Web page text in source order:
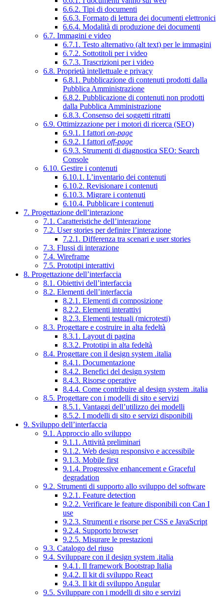
6.6.2. Tipi di documenti
6.6.3. Formato di lettura dei documenti elettronici
6.6.4. Modalità di produzione dei documenti
6.7. Immagini e video
6.7.1. Testo alternativo (alt text) per le immagini
6.7.2. Sottotitoli per i video
6.7.3. Trascrizioni per i video
6.8. Proprietà intellettuale e privacy
6.8.1. Pubblicazione di contenuti prodotti dalla
Pubblica Amministrazione
6.8.2. Pubblicazione di contenuti non prodotti
dalla Pubblica Amministrazione
6.8.3. Consenso dei soggetti ritratti
6.9. Ottimizzazione per i motori di ricerca (SEO)
6.9.1. I fattori on-page
6.9.2. I fattori off-page
6.9.3. Strumenti di diagnostica SEO: Search
Console
6.10. Gestire i contenuti
6.10.1. L’inventario dei contenuti
6.10.2. Revisionare i contenuti
6.10.3. Migrare i contenuti
6.10.4. Pubblicare i contenuti
7. Progettazione dell’interazione
7.1. Caratteristiche dell’interazione
7.2. User stories per definire l’interazione
7.2.1. Differenza tra scenari e user stories
7.3. Flussi di interazione
7.4. Wireframe
7.5. Prototipi interattivi
8. Progettazione dell’interfaccia
8.1. Obiettivi dell’interfaccia
8.2. Elementi dell’interfaccia
8.2.1. Elementi di composizione
8.2.2. Elementi interattivi
8.2.3. Elementi testuali (microtesti)
8.3. Progettare e costruire in alta fedeltà
8.3.1. Layout di pagina
8.3.2. Prototipi in alta fedeltà
8.4. Progettare con il design system .italia
8.4.1. Documentazione
8.4.2. Benefici del design system
8.4.3. Risorse operative
8.4.4. Come contribuire al design system .italia
8.5. Progettare con i modelli di sito e servizi
8.5.1. Vantaggi dell’utilizzo dei modelli
8.5.2. I modelli di sito e servizi disponibili
9. Sviluppo dell’interfaccia
9.1. Approccio allo sviluppo
9.1.1. Attività preliminari
9.1.2. Web design responsivo e accessibile
9.1.3. Mobile first
9.1.4. Progressive enhancement e Graceful
degradation
9.2. Strumenti di supporto allo sviluppo del software
9.2.1. Feature detection
9.2.2. Verificare le feature disponibili con Can I
use
9.2.3. Strumenti e risorse per CSS e JavaScript
9.2.4. Supporto browser
9.2.5. Misurare le prestazioni
9.3. Catalogo del riuso
9.4. Sviluppare con il design system .italia
9.4.1. Il framework Bootstrap Italia
9.4.2. Il kit di sviluppo React
9.4.3. Il kit di sviluppo Angular
9.5. Sviluppare con i modelli di sito e servizi